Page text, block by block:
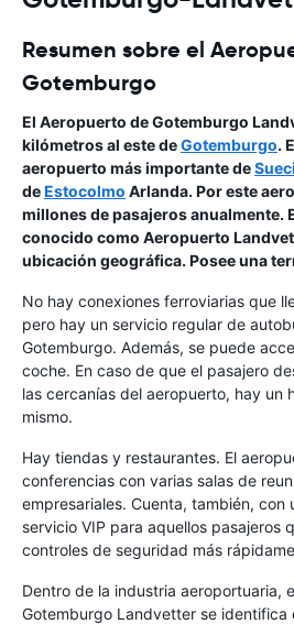
Resumen sobre el
Gotemburgo
El Aeropuerto de Gotemburgo
kilómetros al este deGotemburgo.
aeropuerto más importante de
deEstocolmo Arlanda. Por este
millones de pasajeros anualmente.
conocido como Aeropuerto
ubicación geográfica. Posee una
No hay conexiones ferroviarias que
pero hay un servicio regular de
Gotemburgo. Además, se puede
coche. En caso de que el pasajero
las cercanías del aeropuerto, hay un
mismo.
Hay tiendas y restaurantes. El
conferencias con varias salas de
empresariales. Cuenta, también, con
servicio VIP para aquellos pasajeros
controles de seguridad más
Dentro de la industria aeroportuaria,
Gotemburgo Landvetter se identifica